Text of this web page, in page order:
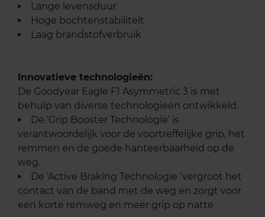
Lange levensduur
Hoge bochtenstabiliteit
Laag brandstofverbruik
Innovatieve technologieën:
De Goodyear Eagle F1 Asymmetric 3 is met
behulp van diverse technologieën ontwikkeld.
De ‘Grip Booster Technologie’ is
verantwoordelijk voor de voortreffelijke grip, het
remmen en de goede hanteerbaarheid op de
weg.
De ‘Active Braking Technologie ‘vergroot het
contact van de band met de weg en zorgt voor
een korte remweg en meer grip op natte